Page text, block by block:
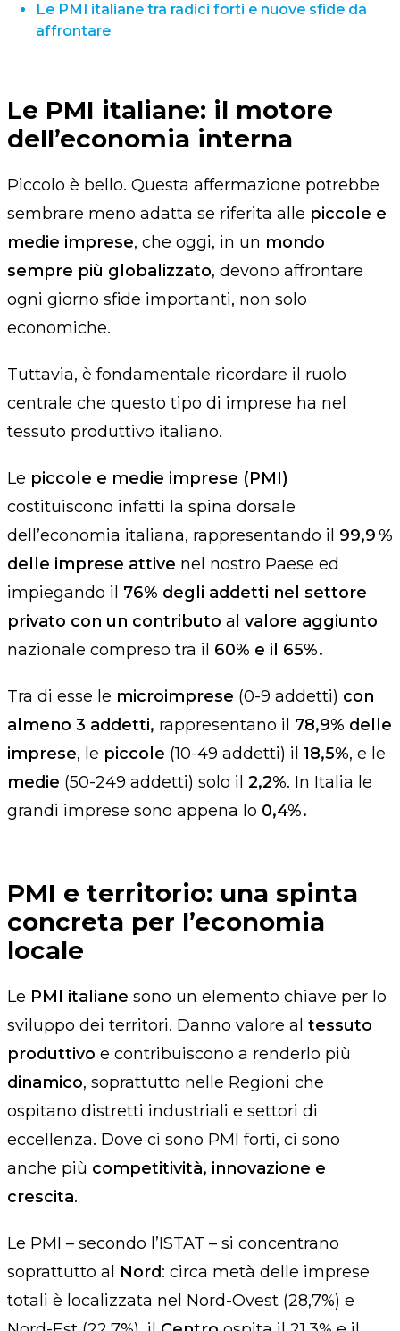
Le PMI italiane tra radici forti e nuove sfide da
affrontare
Le PMI italiane: il motore
dell’economia interna
Piccolo è bello. Questa affermazione potrebbe
sembrare meno adatta se riferita alle piccole e
medie imprese, che oggi, in un mondo
sempre più globalizzato, devono affrontare
ogni giorno sfide importanti, non solo
economiche.
Tuttavia, è fondamentale ricordare il ruolo
centrale che questo tipo di imprese ha nel
tessuto produttivo italiano.
Le piccole e medie imprese (PMI)
costituiscono infatti la spina dorsale
dell’economia italiana, rappresentando il 99,9%
delle imprese attive nel nostro Paese ed
impiegando il 76% degli addetti nel settore
privato con un contributo al valore aggiunto
nazionale compreso tra il 60% e il 65%.
Tra di esse le microimprese (0-9 addetti) con
almeno 3 addetti, rappresentano il 78,9% delle
imprese, le piccole (10-49 addetti) il 18,5%, e le
medie (50-249 addetti) solo il 2,2%. In Italia le
grandi imprese sono appena lo 0,4%.
PMI e territorio: una spinta
concreta per l’economia
locale
Le PMI italiane sono un elemento chiave per lo
sviluppo dei territori. Danno valore al tessuto
produttivo e contribuiscono a renderlo più
dinamico, soprattutto nelle Regioni che
ospitano distretti industriali e settori di
eccellenza. Dove ci sono PMI forti, ci sono
anche più competitività, innovazione e
crescita.
Le PMI – secondo l’ISTAT – si concentrano
soprattutto al Nord: circa metà delle imprese
totali è localizzata nel Nord-Ovest (28,7%) e